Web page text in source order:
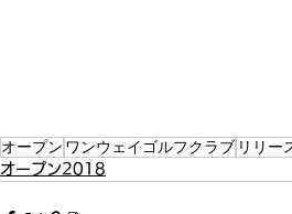
オープン ワンウェイゴルフクラブ リリー
オープン2018